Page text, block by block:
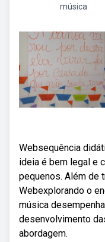
música
Websequência
ideia é bem legal e
pequenos. Além de
Webexplorando o
música
desenvolvimento
abordagem.